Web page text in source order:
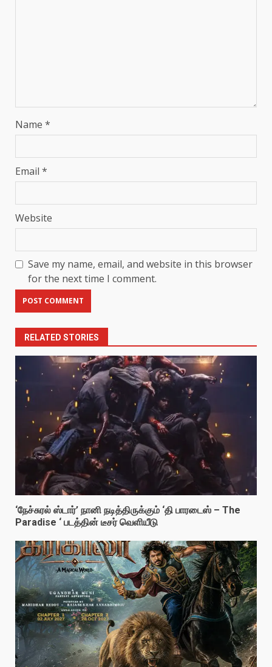
Name *
Email *
Website
Save my name, email, and website in this browser
for the next time I comment.
RELATED STORIES
‘நேச்சுரல் ஸ்டார்’ நானி நடித்திருக்கும் ‘தி பாரடைஸ் – The
Paradise ‘ படத்தின் டீசர் வெளியீடு